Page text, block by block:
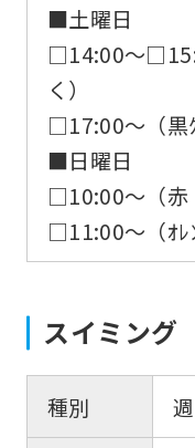
■土曜日
□14:00〜
く）
□17:00〜（黒ｸ
■日曜日
□10:00〜（赤
□11:00〜（ｵﾚ
スイミング
種別